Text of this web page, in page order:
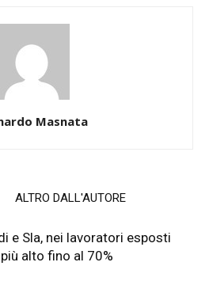
Masnata
ALTRO DALL'AUTORE
e Sla, nei lavoratori esposti
alto fino al 70%